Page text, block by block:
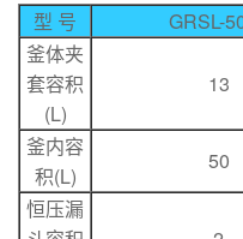
型 号 GRSL-
釜体夹
套容积
(L)
13
釜内容
积(L)
50
恒压漏